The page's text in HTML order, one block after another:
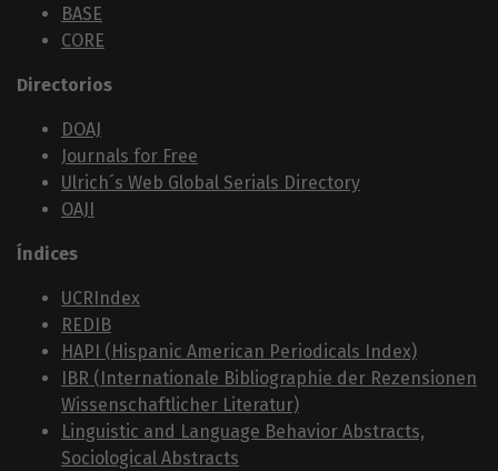
BASE
CORE
Directorios
DOAJ
Journals for Free
Ulrich´s Web Global Serials Directory
OAJI
Índices
UCRIndex
REDIB
HAPI (Hispanic American Periodicals Index)
IBR (Internationale Bibliographie der Rezensionen
Wissenschaftlicher Literatur)
Linguistic and Language Behavior Abstracts,
Sociological Abstracts